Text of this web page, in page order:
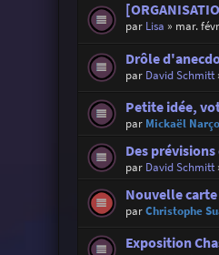
par Lisa » mar.
Drôle
par David Schmitt
Petite idée,
par Mickaël
Des
par David Schmitt
Nouvelle
parChristophe
Exposition